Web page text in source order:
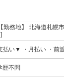
道札幌市白石区流通センタ
札幌第二支店】 〒060-0002 北
2条ビル7F ※さっぽ
・月払い ・前渡し制
験歓迎！ 学歴 学歴不問